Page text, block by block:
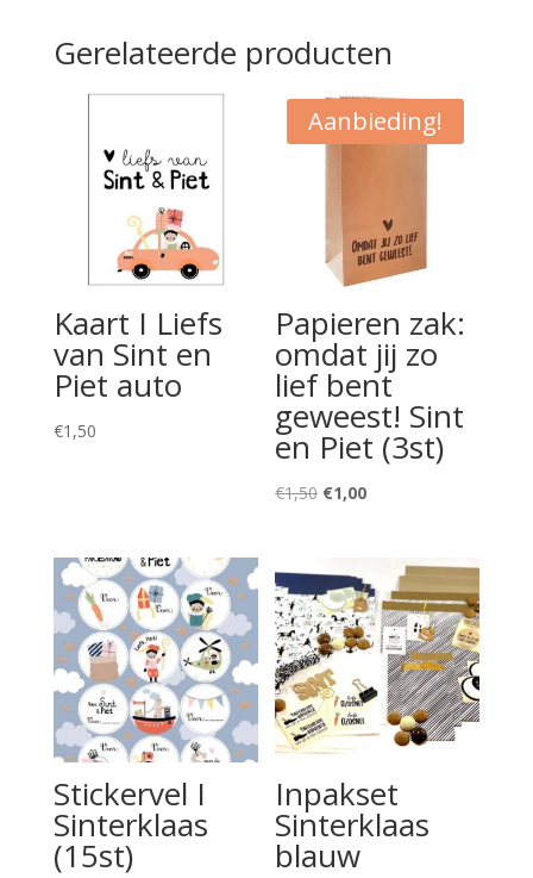
Gerelateerde producten
Kaart I Liefs
van Sint en
Piet auto
€1,50
Aanbieding!
Papieren zak:
omdat jij zo
lief bent
geweest! Sint
en Piet (3st)
€1,50 Oorspronkelijke
€1,50.
€1,00Huidige
€1,00.
Stickervel I
Sinterklaas
(15st)
Inpakset
Sinterklaas
blauw